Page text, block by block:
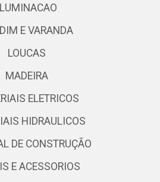
ILUMINACAO
E VARANDA
LOUCAS
MADEIRA
ELETRICOS
HIDRAULICOS
DE CONSTRUÇÃO
E ACESSORIOS